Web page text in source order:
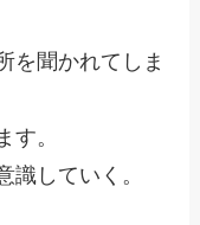
を聞かれてしま
す。
識していく。